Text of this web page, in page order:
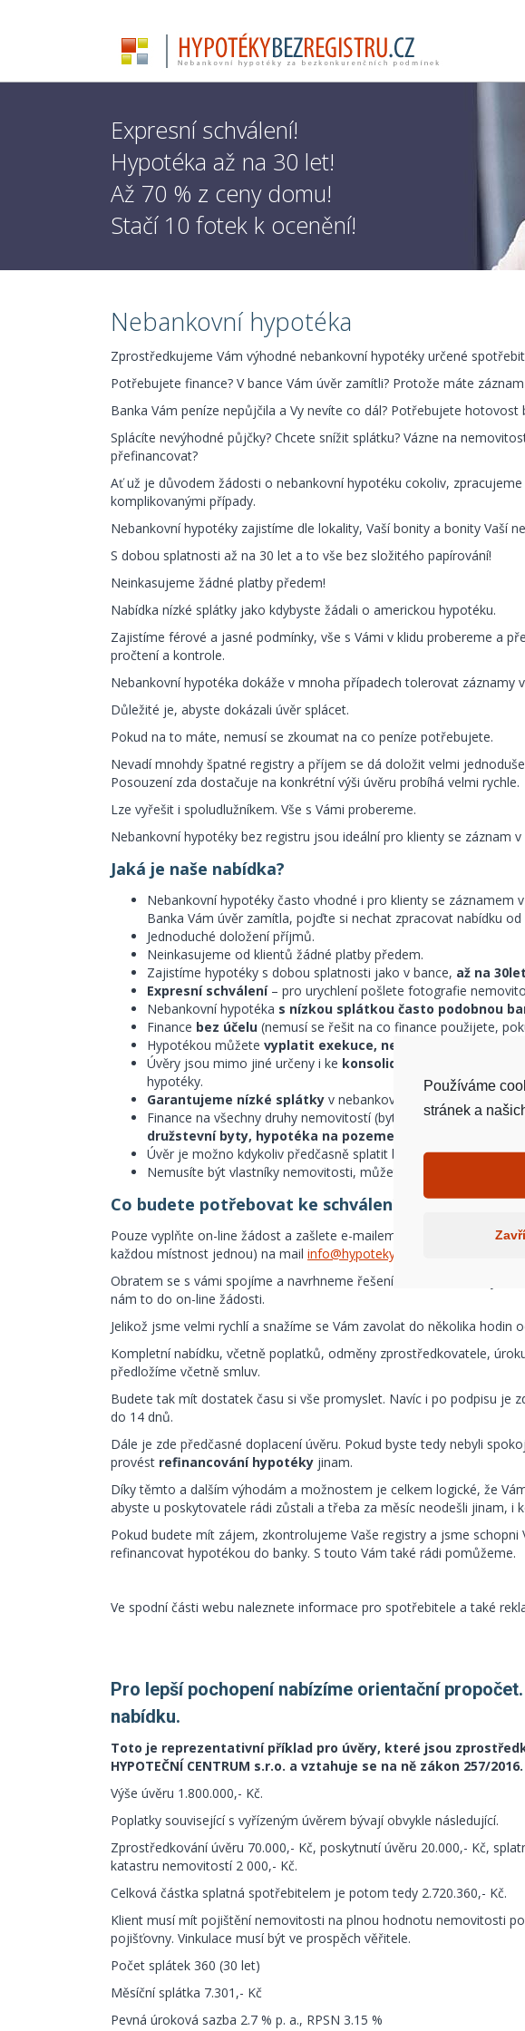
Expresní schválení!
Hypotéka až na 30 let!
Až 70 % z ceny domu!
Stačí 10 fotek k ocenění!
Nebankovní hypotéka
Zprostředkujeme Vám výhodné nebankovní hypotéky určené
Potřebujete finance? V bance Vám úvěr zamítli? Protože máte
Banka Vám peníze nepůjčila a Vy nevíte co dál? Potřebujete hotovost
Splácíte nevýhodné půjčky? Chcete snížit splátku? Vázne na
přefinancovat?
Ať už je důvodem žádosti o nebankovní hypotéku cokoliv,
komplikovanými případy.
Nebankovní hypotéky zajistíme dle lokality, Vaší bonity a bonity Vaší
S dobou splatnosti až na 30 let a to vše bez složitého papírování!
Neinkasujeme žádné platby předem!
Nabídka nízké splátky jako kdybyste žádali o americkou hypotéku.
Zajistíme férové a jasné podmínky, vše s Vámi v klidu probereme a
pročtení a kontrole.
Nebankovní hypotéka dokáže v mnoha případech tolerovat záznamy
Důležité je, abyste dokázali úvěr splácet.
Pokud na to máte, nemusí se zkoumat na co peníze potřebujete.
Nevadí mnohdy špatné registry a příjem se dá doložit velmi
Posouzení zda dostačuje na konkrétní výši úvěru probíhá velmi rychle.
Lze vyřešit i spoludlužníkem. Vše s Vámi probereme.
Nebankovní hypotéky bez registru jsou ideální pro klienty se záznam
Jaká je naše nabídka?
Nebankovní hypotéky často vhodné i pro klienty se záznamem
Banka Vám úvěr zamítla, pojďte si nechat zpracovat nabídku od
Jednoduché doložení příjmů.
Neinkasujeme od klientů žádné platby předem.
Zajistíme hypotéky s dobou splatnosti jako v bance, až na
Expresní schválení– pro urychlení pošlete fotografie
Nebankovní hypotéka s nízkou splátkou často podobnou
Finance bez účelu (nemusí se řešit na co finance použijete,
Hypotékou můžete vyplatit exekuce, nevhodné zástavy, a
Úvěry jsou mimo jiné určeny i ke konsolidaci
hypotéky.
Garantujeme nízké splátky v nebankovním sektoru v ČR!
Finance na všechny druhy nemovitostí (byty, domy, chaty,
družstevní byty, hypotéka na pozemek atd.
Úvěr je možno kdykoliv předčasně splatit bez pokut.
Nemusíte být vlastníky nemovitosti, můžete ručit nemovitostí
Co budete potřebovat ke schválení hypotéky do
Pouze vyplňte on-line žádost a zašlete e-mailem fotografie
každou místnost jednou) na mail info@hypotekybezregistru.cz
Obratem se s vámi spojíme a navrhneme řešení. Pokud chcete být
nám to do on-line žádosti.
Jelikož jsme velmi rychlí a snažíme se Vám zavolat do několika hodin
Kompletní nabídku, včetně poplatků, odměny zprostředkovatele,
předložíme včetně smluv.
Budete tak mít dostatek času si vše promyslet. Navíc i po podpisu je
do 14 dnů.
Dále je zde předčasné doplacení úvěru. Pokud byste tedy nebyli
provést refinancování hypotéky jinam.
Díky těmto a dalším výhodám a možnostem je celkem logické, že
abyste u poskytovatele rádi zůstali a třeba za měsíc neodešli jinam, i
Pokud budete mít zájem, zkontrolujeme Vaše registry a jsme
refinancovat hypotékou do banky. S touto Vám také rádi pomůžeme.
Ve spodní části webu naleznete informace pro spotřebitele a také
Pro lepší pochopení nabízíme orientační
nabídku.
Toto je reprezentativní příklad pro úvěry, které jsou
HYPOTEČNÍ CENTRUM s.r.o. a vztahuje se na ně zákon 257/2016.
Výše úvěru 1.800.000,- Kč.
Poplatky související s vyřízeným úvěrem bývají obvykle následující.
Zprostředkování úvěru 70.000,- Kč, poskytnutí úvěru 20.000,- Kč,
katastru nemovitostí 2 000,- Kč.
Celková částka splatná spotřebitelem je potom tedy 2.720.360,- Kč.
Klient musí mít pojištění nemovitosti na plnou hodnotu nemovitosti
pojišťovny. Vinkulace musí být ve prospěch věřitele.
Počet splátek 360 (30 let)
Měsíční splátka 7.301,- Kč
Pevná úroková sazba 2.7 % p. a., RPSN 3.15 %
Používáme
stránek a